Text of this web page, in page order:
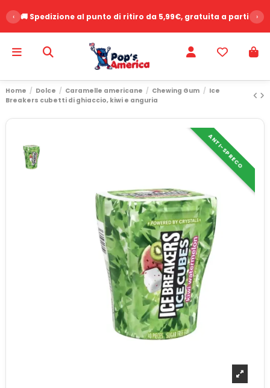
‹ 🚚 Spedizione al punto di ritiro da 5,99€, gratuita a partire›
Home Dolce Caramelle americane Chewing Gum
Ice
Breakers cubetti di ghiaccio, kiwi e anguria
ANTI-SPRECO